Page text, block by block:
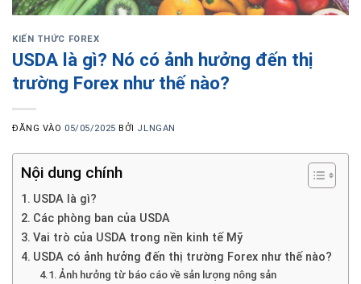
KIẾN THỨC FOREX
USDA là gì? Nó có ảnh hưởng đến thị
trường Forex như thế nào?
ĐĂNG VÀO 05/05/2025 BỞI JLNGAN
Nội dung chính
USDA là gì?
Các phòng ban của USDA
Vai trò của USDA trong nền kinh tế Mỹ
USDA có ảnh hưởng đến thị trường Forex như thế nào?
Ảnh hưởng từ báo cáo về sản lượng nông sản